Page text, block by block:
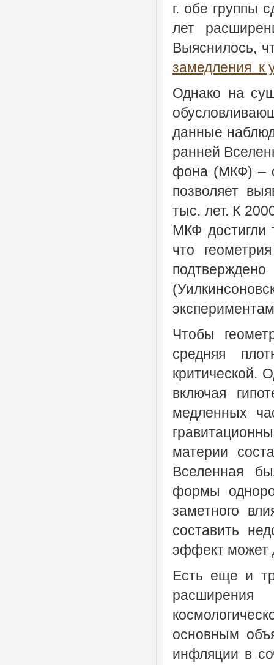
г. обе группы
лет
Выяснилось,
замедления к
Однако на
данные
ранней
фона (МКФ) –
позволяет
тыс. лет. К
МКФ достигли
что
Чтобы
средняя
критической.
включая
медленных
материи
Вселенная
формы
заметного
составить
эффект может
Есть еще и
основным
инфляции в